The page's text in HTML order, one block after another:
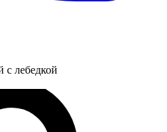
лебедкой